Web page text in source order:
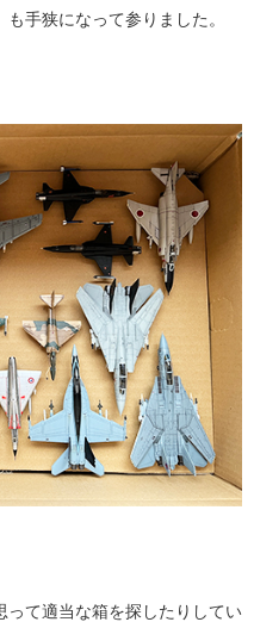
手狭になって参りました。
て適当な箱を探したりしてい